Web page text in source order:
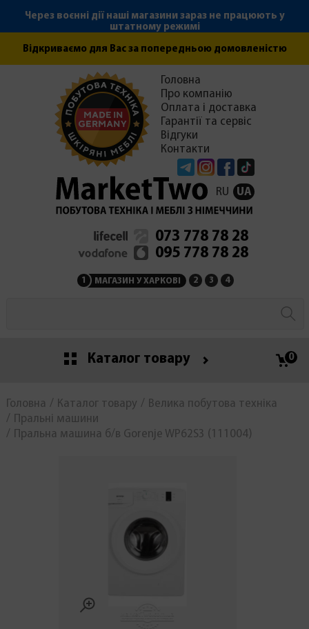
Через воєнні дії наші магазини зараз не працюють у
штатному режимі
Відкриваємо для Вас за попередньою домовленістю
TelegramInstagramFacebook
Головна
Про компанію
Оплата і доставка
Гарантії та сервіс
Відгуки
Контакти
RU UA
073 778 78 28
095 778 78 28
1 МАГАЗИН У ХАРКОВІ 2 МАГАЗИН НА
3 СЕРВІСНИЙ ЦЕНТР
4
Каталог товару 0
Головна Каталог товару
Велика побутова техніка
Пральні машини
Пральна машина б/в Gorenje WP62S3 (111004)